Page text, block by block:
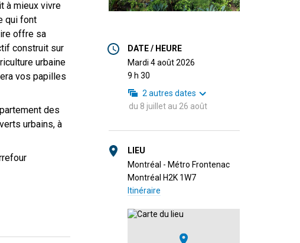
à mieux vivre
qui font
offre sa
construit sur
urbaine
vos papilles
des
urbains, à
DATE / HEURE
mardi 4 août 2026
9 h 30
2 autres dates
du 8 juillet au 26 août
LIEU
Montréal - Métro Frontenac
Montréal H2K 1W7
Itinéraire